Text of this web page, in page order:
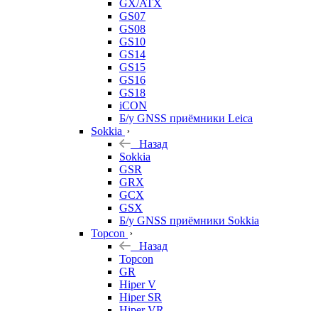
GX/ATX
GS07
GS08
GS10
GS14
GS15
GS16
GS18
iCON
Б/у GNSS приёмники Leica
Sokkia
Назад
Sokkia
GSR
GRX
GCX
GSX
Б/у GNSS приёмники Sokkia
Topcon
Назад
Topcon
GR
Hiper V
Hiper SR